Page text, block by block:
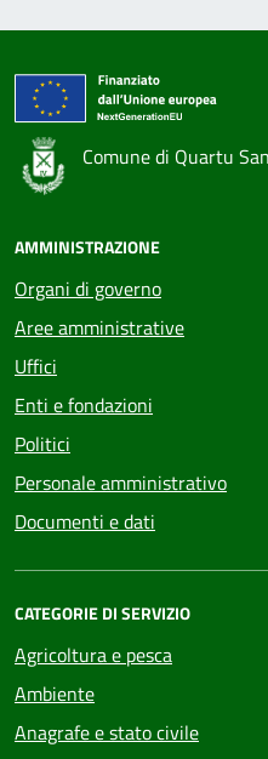
Comune di Quartu
AMMINISTRAZIONE
Organi di governo
Aree amministrative
Uffici
Enti e fondazioni
Politici
Personale amministrativo
Documenti e dati
CATEGORIE DI SERVIZIO
Agricoltura e pesca
Ambiente
Anagrafe e stato civile